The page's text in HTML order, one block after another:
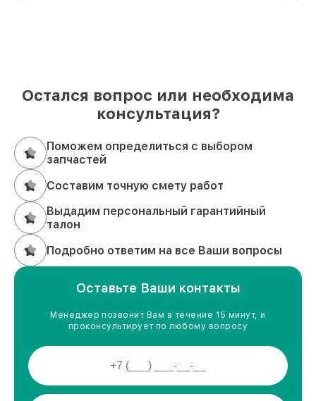
Остался вопрос или необходима
консультация?
Поможем определиться с выбором
запчастей
Составим точную смету работ
Выдадим персональный гарантийный
талон
Подробно ответим на все Ваши вопросы
Оставьте Ваши контакты
Менеджер позвонит Вам в течение 15 минут, и
проконсультирует по любому вопросу